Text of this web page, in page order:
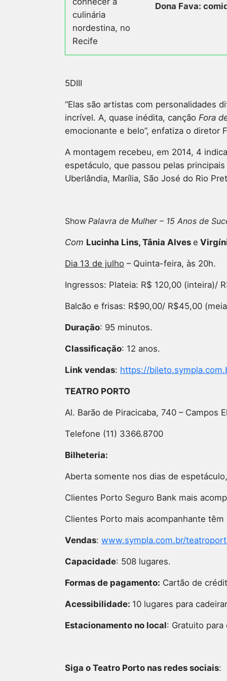
Dona Fava:
5DIII
“Elas são artistas com personalidades
incrível. A, quase inédita, canção Fora
emocionante e belo”, enfatiza o diretor
A montagem recebeu, em 2014, 4
espetáculo, que passou pelas
Uberlândia, Marília, São José do Rio
Show Palavra de Mulher – 15 Anos de
Com Lucinha Lins, Tânia Alves e
Dia 13 de julho – Quinta-feira, às 20h.
Ingressos: Plateia: R$ 120,00 (inteira)/
Balcão e frisas: R$90,00/ R$45,00
Duração: 95 minutos.
Classificação: 12 anos.
Link vendas: https://
TEATRO PORTO
Al. Barão de Piracicaba, 740 – Campos
Telefone (11) 3366.8700
Bilheteria:
Aberta somente nos dias de
Clientes Porto Seguro Bank mais
Clientes Porto mais acompanhante
Vendas: www.sympla.com.br/
Capacidade: 508 lugares.
Formas de pagamento: Cartão de
Acessibilidade: 10 lugares para
Estacionamento no local: Gratuito
Siga o Teatro Porto nas redes sociais: